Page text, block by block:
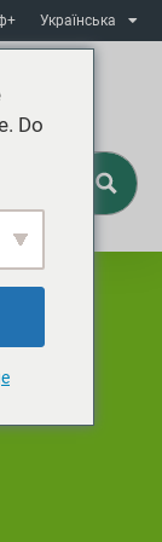
Українська
Do